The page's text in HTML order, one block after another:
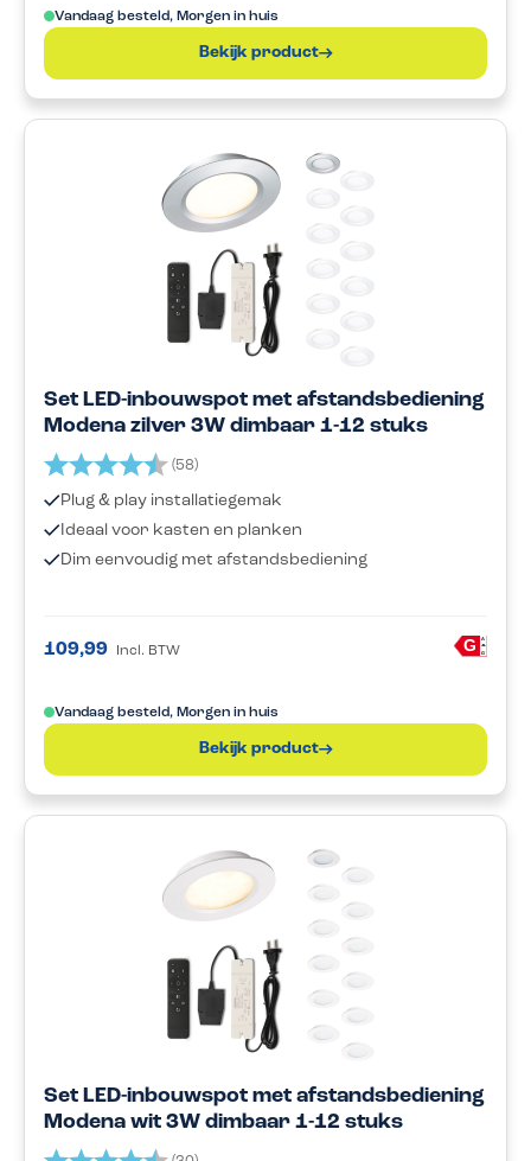
Vandaag besteld, Morgen in huis
Bekijk product
Set LED-inbouwspot met afstandsbediening
Modena zilver 3W dimbaar 1-12 stuks
Beoordeling: (58)
Plug & play installatiegemak
Ideaal voor kasten en planken
Dim eenvoudig met afstandsbediening
109,99 Incl. BTW G A
G
Vandaag besteld, Morgen in huis
Bekijk product
Set LED-inbouwspot met afstandsbediening
Modena wit 3W dimbaar 1-12 stuks